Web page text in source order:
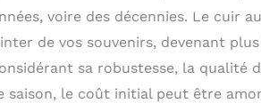
voire des décennies. Le cuir
de vos souvenirs, devenant
sa robustesse, la qualité
le coût initial peut être